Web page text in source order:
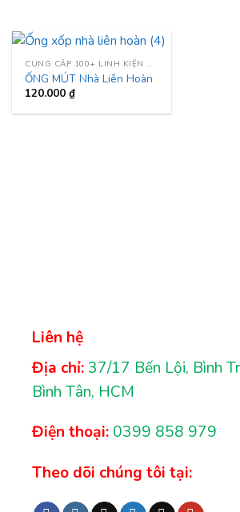
CUNG CẤP 100+ LINH KIỆN NHÀ LIÊN HOÀN
ỐNG MÚT Nhà Liên Hoàn
120.000₫
Liên hệ
Địa chỉ: 37/17 Bến Lội, Bình
Bình Tân, HCM
Điện thoại: 0399 858 979
Theo dõi chúng tôi tại: